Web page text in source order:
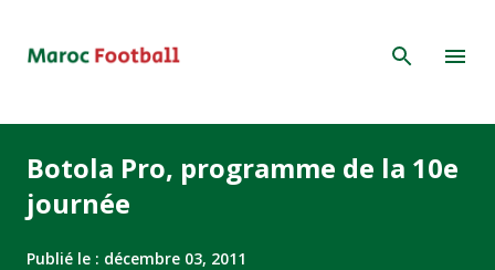
Botola Pro, programme de la 10e
journée
Publié le : décembre 03, 2011